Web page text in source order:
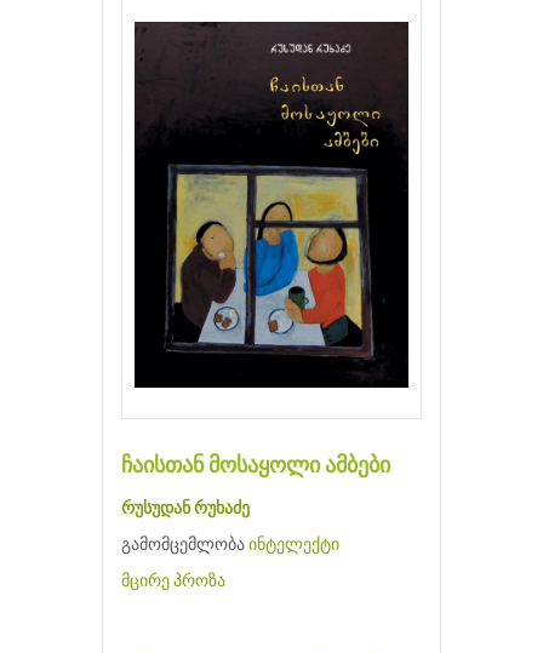
ჩაისთან მოსაყოლი ამბები
რუსუდან რუხაძე
გამომცემლობა ინტელექტი
მცირე პროზა